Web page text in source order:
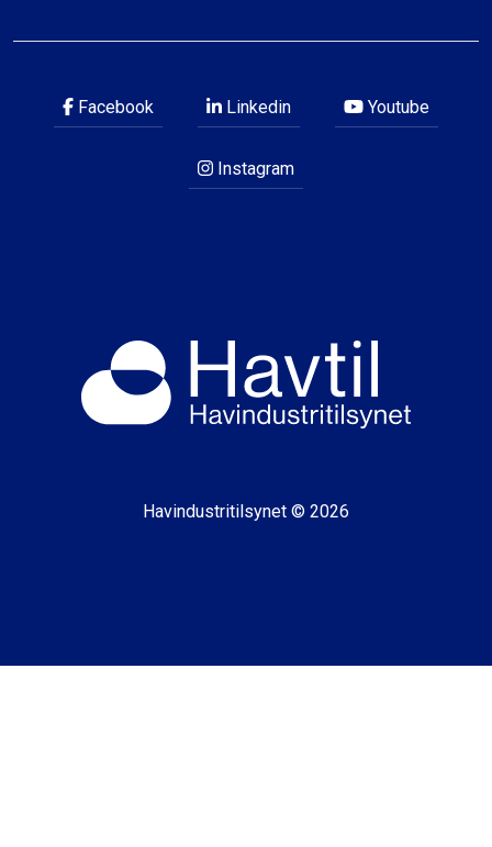
Facebook Linkedin Youtube
Instagram
Havindustritilsynet © 2026